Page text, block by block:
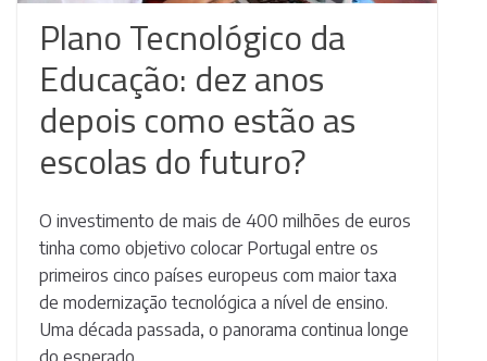
Plano Tecnológico da
Educação: dez anos
depois como estão as
escolas do futuro?
O investimento de mais de 400 milhões de euros
tinha como objetivo colocar Portugal entre os
primeiros cinco países europeus com maior taxa
de modernização tecnológica a nível de ensino.
Uma década passada, o panorama continua longe